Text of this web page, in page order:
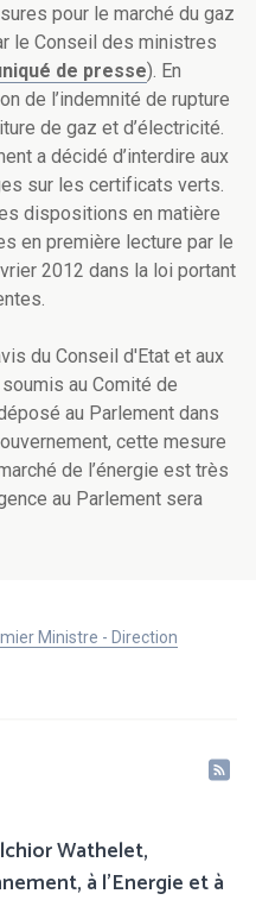
pour le marché du gaz
le Conseil des ministres
de presse). En
de l’indemnité de rupture
de gaz et d’électricité.
a décidé d’interdire aux
sur les certificats verts.
dispositions en matière
en première lecture par le
2012 dans la loi portant
du Conseil d'Etat et aux
au Comité de
au Parlement dans
cette mesure
de l’énergie est très
au Parlement sera
Ministre - Direction
Wathelet,
à l'Energie et à